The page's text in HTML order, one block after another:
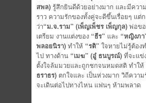
สพล) รู้สึกยินดีด้วยอย่างมาก และมีความ
ราว ความรักของทั้งคู่จะดีขึ้นเรื่อยๆ แต่
ว่า“ม.จ.ราม” (เพ็ญเพ็ชร เพ็ญกุล) พ่อข
เตรียม งานแต่งของ “ธีร” และ “หญิงภา
พลอยนิรา) ทำให้ “รติ” ใจหายไม่รู้ต้อง
ไป ทางด้าน “เมฆ” (อู๋ ธนบูรณ์) ที่จะแข่
ตั้งใจล้มมวยและถูกชกจนหมดสติ ทำให้
ธราธร) ตกใจและ เป็นห่วงมาก วิถีควา
จะเดินต่อไปทางไหน แฟนๆ ห้ามพลาด